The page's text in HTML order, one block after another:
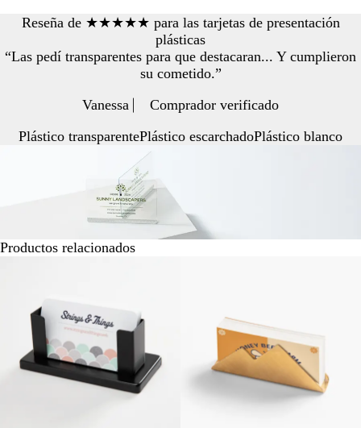
Reseña de ★★★★★ para las tarjetas de presentación
plásticas
“Las pedí transparentes para que destacaran... Y cumplieron
su cometido.”
Vanessa ⎸ Comprador verificado
Plástico transparentePlástico escarchadoPlástico blanco
Productos relacionados